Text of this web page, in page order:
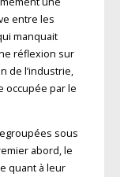
entre les
manquait
réflexion sur
de l’industrie,
occupée par le
sous
abord, le
quant à leur